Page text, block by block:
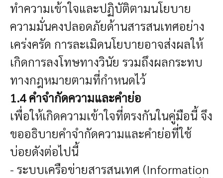
ทำความเข้าใจและปฏิบัติตามนโยบาย
ความมั่นคงปลอดภัยด้านสารสนเทศอย่าง
เคร่งครัด การละเมิดนโยบายอาจส่งผลให้
เกิดการลงโทษทางวินัย รวมถึงผลกระทบ
ทางกฎหมายตามที่กำหนดไว้
1.4 คำจำกัดความและคำย่อ
เพื่อให้เกิดความเข้าใจที่ตรงกันในคู่มือนี้ จึง
ขออธิบายคำจำกัดความและคำย่อที่ใช้
บ่อยดังต่อไปนี้
- ระบบเครือข่ายสารสนเทศ (Information